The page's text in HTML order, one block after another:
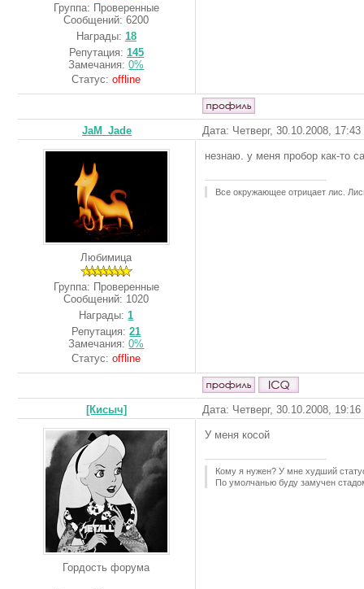
Группа: Проверенные
Сообщений:6200
Награды: 18
Репутация: 145
Замечания:0%
Статус:offline
JaM_Jade Дата: Четверг, 30.10.2008,
Любимица
Группа: Проверенные
Сообщений: 1020
Награды: 1
Репутация:21
Замечания:0%
Статус:offline
незнаю. у меня пробор как-то
Все окружающее отрицает лис.
[Кисыч] Дата: Четверг, 30.10.2008,
Гордость форума
У меня косой
Кому я нужен? У мне худший
По умолчанью буду замучен